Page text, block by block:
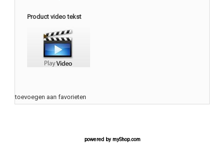
Product video tekst
toevoegen aan favorieten
powered by myShop.com